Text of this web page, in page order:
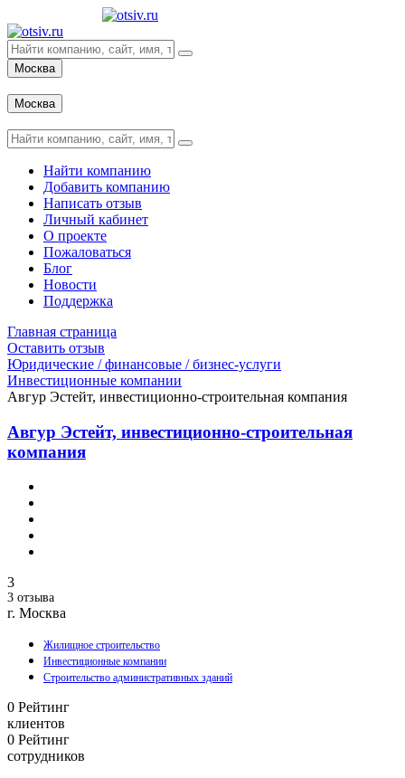
Москва
Москва
Найти компанию
Добавить компанию
Написать отзыв
Личный кабинет
О проекте
Пожаловаться
Блог
Новости
Поддержка
Главная страница
Оставить отзыв
Юридические / финансовые / бизнес-услуги
Инвестиционные компании
Авгур Эстейт, инвестиционно-строительная компания
Авгур Эстейт, инвестиционно-строительная
компания
3
3 отзыва
г. Москва
Жилищное строительство
Инвестиционные компании
Строительство административных зданий
0 Рейтинг
клиентов
0 Рейтинг
сотрудников